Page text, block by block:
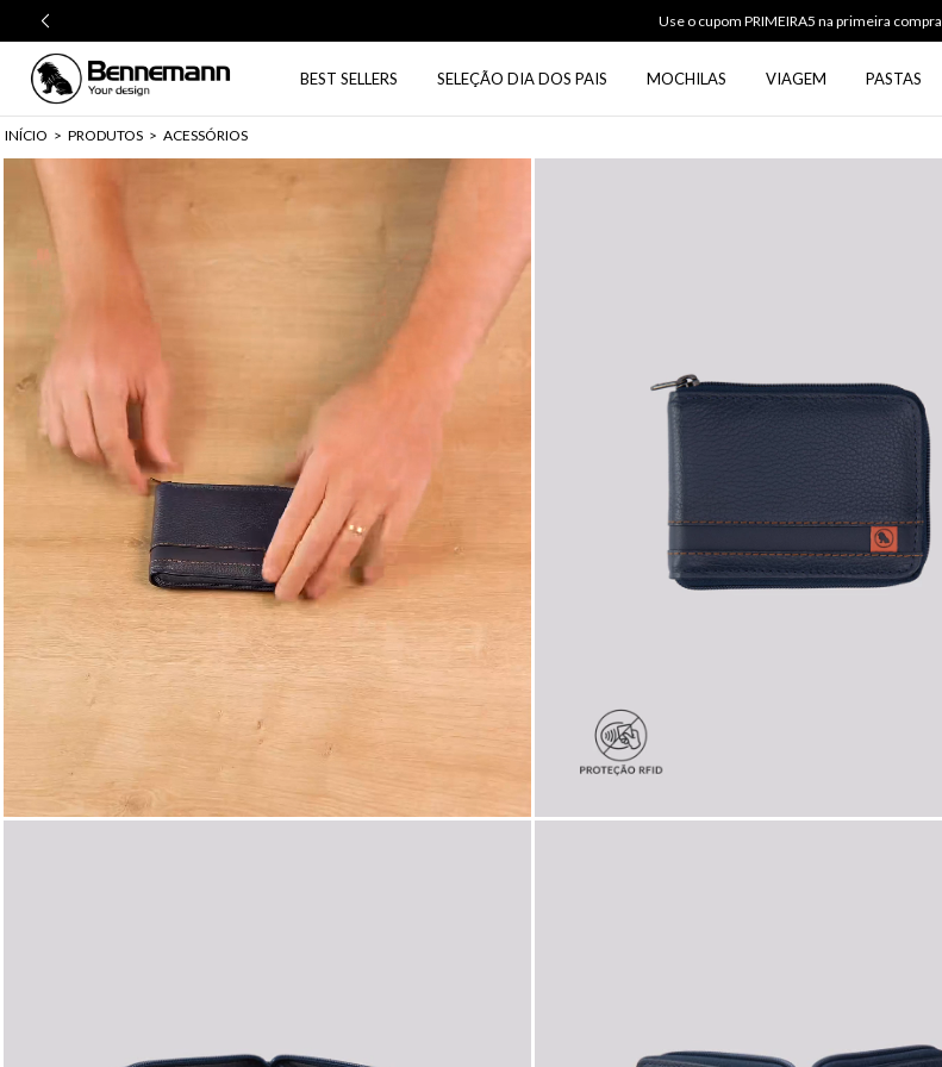
Use o cupom PRIMEIRA5 na primeira compra
BEST SELLERS SELEÇÃO DIA DOS PAIS MOCHILAS VIAGEM PASTAS
INÍCIO > PRODUTOS > ACESSÓRIOS